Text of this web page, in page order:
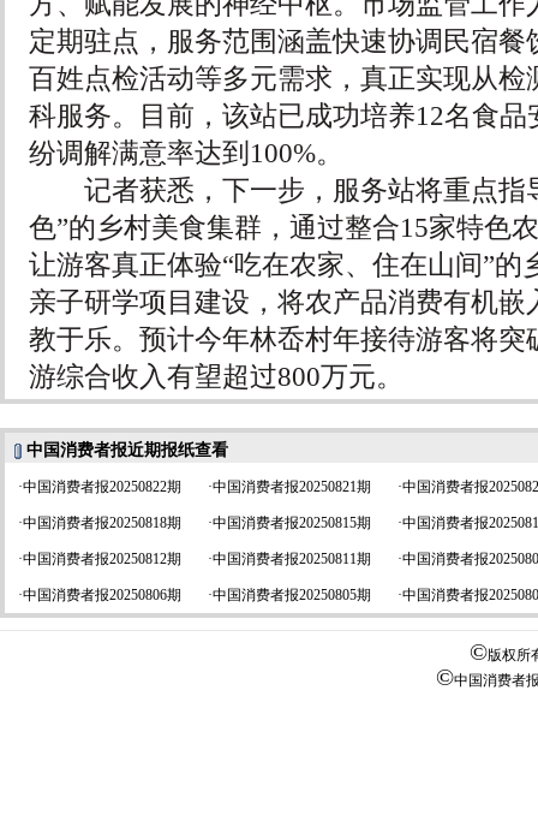
定期驻点，服务范围涵盖快速协调民宿餐
百姓点检活动等多元需求，真正实现从检
科服务。目前，该站已成功培养12名食
纷调解满意率达到100%。
记者获悉，下一步，服务站将重点指
色”的乡村美食集群，通过整合15家特色
让游客真正体验“吃在农家、住在山间”的
亲子研学项目建设，将农产品消费有机嵌
教于乐。预计今年林岙村年接待游客将突
游综合收入有望超过800万元。
中国消费者报近期报纸查看
·中国消费者报20250822期 ·中国消费者报20250821期 ·中国消费者报
·中国消费者报20250818期 ·中国消费者报20250815期 ·中国消费者报
·中国消费者报20250812期 ·中国消费者报20250811期 ·中国消费者报
·中国消费者报20250806期 ·中国消费者报20250805期 ·中国消费者报
©版权所
©中国消费者